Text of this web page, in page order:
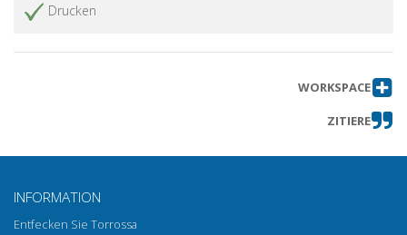
Drucken
WORKSPACE
ZITIERE
INFORMATION
Entfecken Sie Torrossa